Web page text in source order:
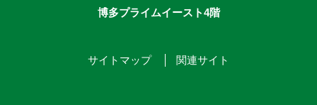
博多プライムイースト4階
サイトマップ 関連サイト